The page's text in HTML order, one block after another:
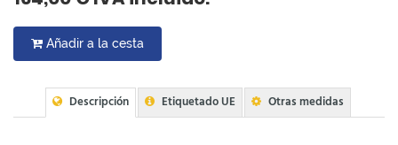
Añadir a la cesta
Descripción Etiquetado UE Otras medidas